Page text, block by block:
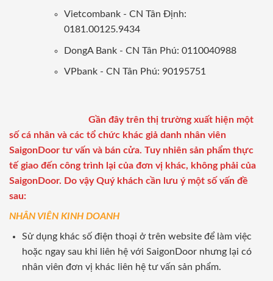
Vietcombank - CN Tân Định:
0181.00125.9434
DongA Bank - CN Tân Phú: 0110040988
VPbank - CN Tân Phú: 90195751
Gần đây trên thị trường xuất hiện một
số cá nhân và các tổ chức khác giả danh nhân viên
SaigonDoor tư vấn và bán cửa. Tuy nhiên sản phẩm thực
tế giao đến công trình lại của đơn vị khác, không phải của
SaigonDoor. Do vậy Quý khách cần lưu ý một số vấn đề
sau:
NHÂN VIÊN KINH DOANH
Sử dụng khác số điện thoại ở trên website để làm việc
hoặc ngay sau khi liên hệ với SaigonDoor nhưng lại có
nhân viên đơn vị khác liên hệ tư vấn sản phẩm.